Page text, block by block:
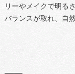
リーやメイクで明る
バランスが取れ、自